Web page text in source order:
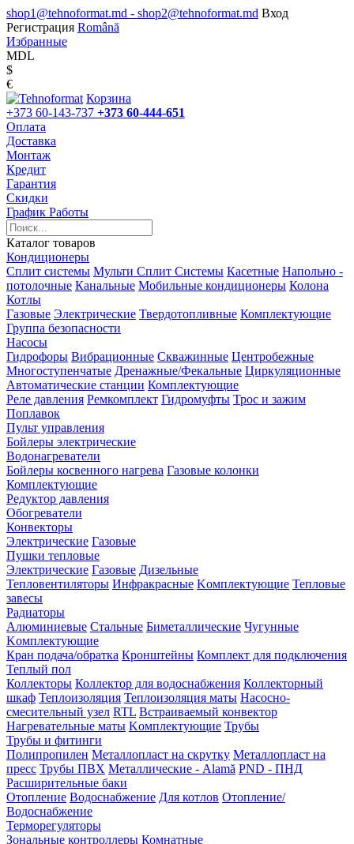
shop1@tehnoformat.md - shop2@tehnoformat.md Вход
Регистрация Română
Избранные
MDL
$
€
Корзина
+373 60-143-737 +373 60-444-651
Оплата
Доставка
Монтаж
Кредит
Гарантия
Скидки
График Работы
Каталог товаров
Кондиционеры
Сплит системы Мульти Сплит Системы Касетные Напольно -
потолочные Канальные Мобильные кондиционеры Колона
Котлы
Газовые Электрические Твердотопливные Комплектующие
Группа безопасности
Насосы
Гидрофоры Вибрационные Скважинные Центробежные
Многоступенчатые Дренажные/Фекальные Циркуляционные
Автоматические станции Комплектующие
Реле давления Ремкомплект Гидромуфты Трос и зажим
Поплавок
Пульт управления
Бойлеры электрические
Водонагреватели
Бойлеры косвенного нагрева Газовые колонки
Комплектующие
Редуктор давления
Обогреватели
Конвекторы
Электрические Газовые
Пушки тепловые
Электрические Газовые Дизельные
Тепловентиляторы Инфракрасные Kомплектующие Тепловые
завесы
Радиаторы
Алюминиевые Стальные Биметаллические Чугунные
Kомплектующие
Кран подача/обратка Кронштейны Комплект для подключения
Теплый пол
Коллекторы Коллектор для водоснабжения Коллекторный
шкаф Теплоизоляция Теплоизоляция маты Насосно-
смесительный узел RTL Встраиваемый конвектор
Нагревательные маты Kомплектующие Трубы
Трубы и фитинги
Полипропилен Металлопласт на скрутку Металлопласт на
пресс Трубы ПВХ Металлические - Alamă PND - ПНД
Расширительные баки
Отопление Водоснабжение Для котлов Отопление/
Водоснабжение
Терморегуляторы
Зональные контроллеры Комнатные